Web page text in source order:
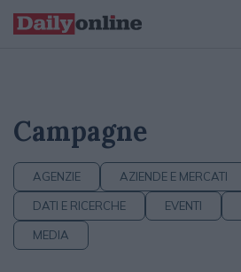
Campagne
AGENZIE AZIENDE E MERCATI
DATI E RICERCHE EVENTI
MEDIA